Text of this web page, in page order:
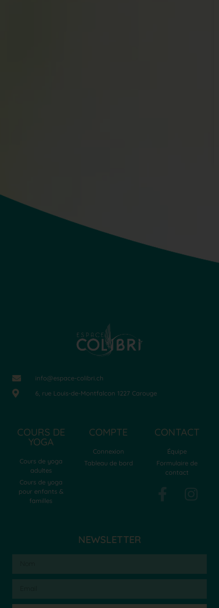
info@espace-colibri.ch
6, rue Louis-de-Montfalcon 1227 Carouge
COURS DE
YOGA
Cours de yoga
adultes
Cours de yoga
pour enfants &
familles
COMPTE
Connexion
Tableau de bord
CONTACT
Équipe
Formulaire de
contact
NEWSLETTER